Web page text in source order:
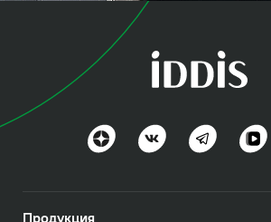
Оптима Хоум
Польза и
Продукция